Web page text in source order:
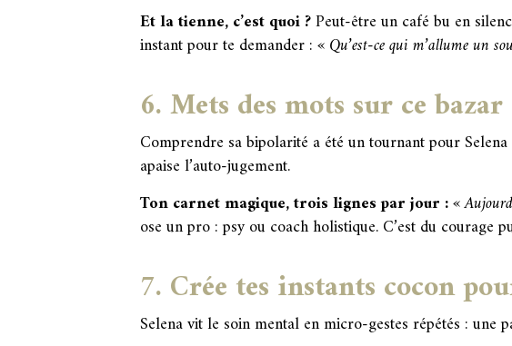
Et la tienne, c’est quoi ?Peut-être un café bu en
instant pour te demander :« Qu’est-ce qui m’allume un
6. Mets des mots sur ce
Comprendre sa bipolarité a été un tournant pour
apaise l’auto-jugement.
Ton carnet magique, trois lignes par jour :«
ose un pro : psy ou coach holistique. C’est du courage
7. Crée tes instants cocon
Selena vit le soin mental en micro-gestes répétés : une